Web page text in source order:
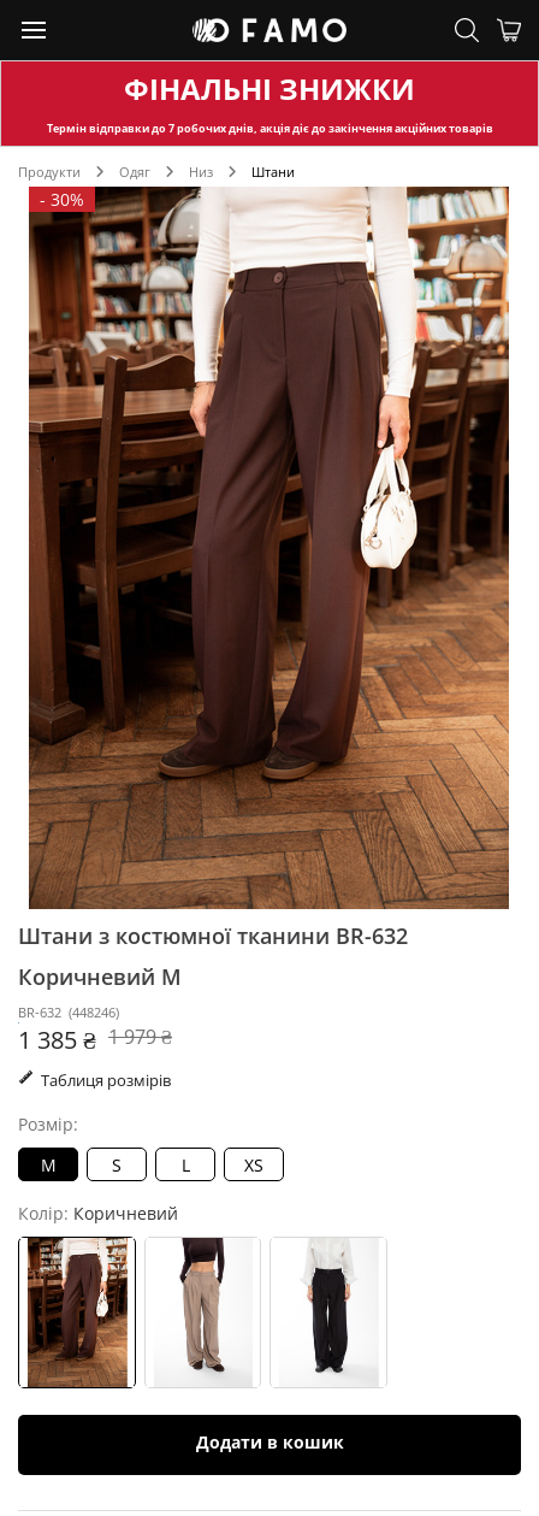
ФІНАЛЬНІ ЗНИЖКИ
Термін відправкидо 7 робочих днів, акція діє до закінчення акційних товарів
Продукти Одяг Низ Штани
- 30%
Штани з костюмної тканини BR-632
Коричневий M
BR-632 (448246)
1 385 ₴ 1 979 ₴
Таблиця розмірів
Розмір:
M
S L XS
Колір: Коричневий
Додати в кошик